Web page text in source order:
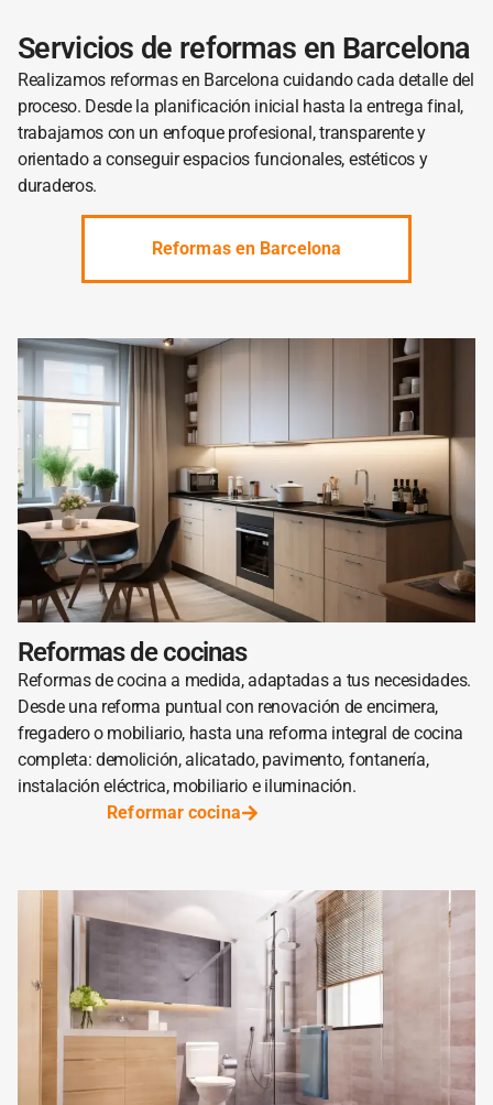
Servicios de reformas en Barcelona
Realizamos reformas en Barcelona cuidando cada detalle del
proceso. Desde la planificación inicial hasta la entrega final,
trabajamos con un enfoque profesional, transparente y
orientado a conseguir espacios funcionales, estéticos y
duraderos.
Reformas en Barcelona
Reformas de cocinas
Reformas de cocina a medida, adaptadas a tus necesidades.
Desde una reforma puntual con renovación de encimera,
fregadero o mobiliario, hasta una reforma integral de cocina
completa: demolición, alicatado, pavimento, fontanería,
instalación eléctrica, mobiliario e iluminación.
Reformar cocina